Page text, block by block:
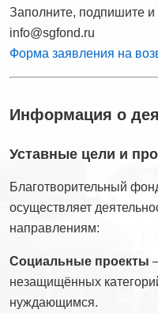
Заполните, подпишите и
info@sgfond.ru
Форма заявления на
Информация о
Уставные цели и
Благотворительный
осуществляет
направлениям:
Социальные проекты
незащищённых
нуждающимся.